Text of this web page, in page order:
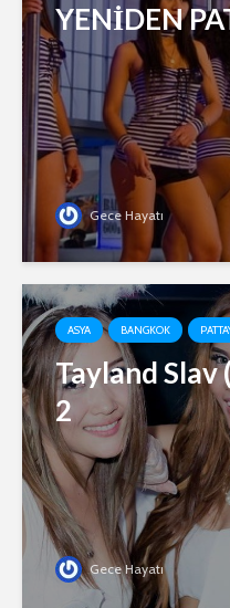
YENİDEN
Gece Hayatı
ASYA BANGKOK
Tayland Slav
2
Gece Hayatı